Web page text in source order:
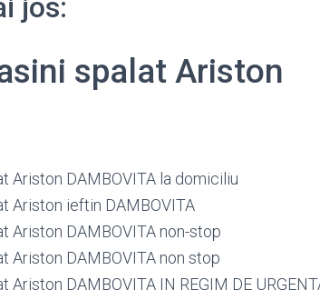
jos:
spalat Ariston
Ariston DAMBOVITA la domiciliu
Ariston ieftin DAMBOVITA
Ariston DAMBOVITA non-stop
Ariston DAMBOVITA non stop
Ariston DAMBOVITA IN REGIM DE